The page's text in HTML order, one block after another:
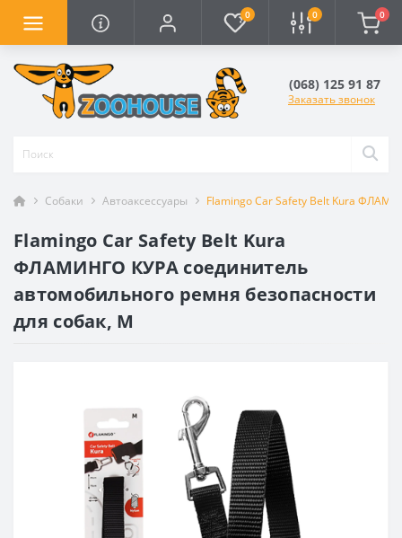
0 0 0
(068) 125 91 87
Заказать звонок
Собаки Автоаксессуары Flamingo Car Safety Belt Kura
Flamingo Car Safety Belt Kura
ФЛАМИНГО КУРА соединитель
автомобильного ремня безопасности
для собак, М